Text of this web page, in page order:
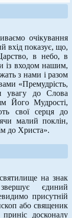
очікування
вхід показує, що,
в небо, в
із входом нашим,
з нами і разом
«Премудрість,
увагу до Слова
Його Мудрості,
свої серця до
малий поклін,
до Христа».
на знак
єдиний
присутній
або священик
досконалу